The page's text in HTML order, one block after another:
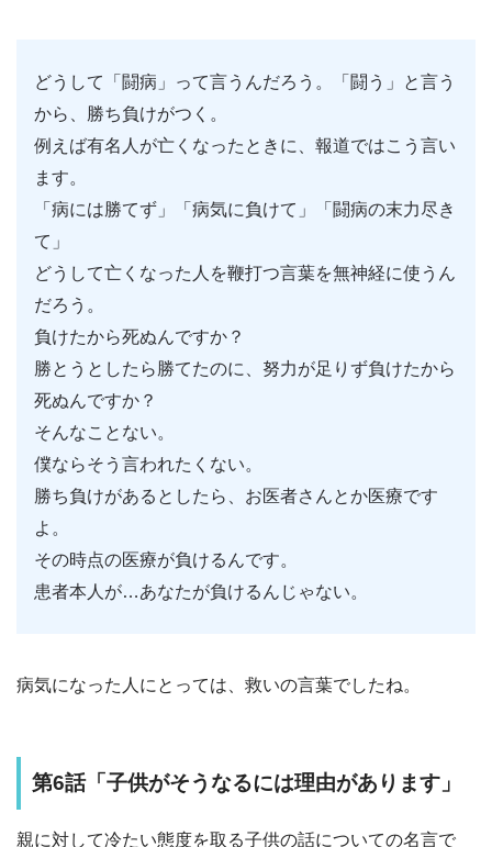
どうして「闘病」って言うんだろう。「闘う」と言う
から、勝ち負けがつく。
例えば有名人が亡くなったときに、報道ではこう言い
ます。
「病には勝てず」「病気に負けて」「闘病の末力尽き
て」
どうして亡くなった人を鞭打つ言葉を無神経に使うん
だろう。
負けたから死ぬんですか？
勝とうとしたら勝てたのに、努力が足りず負けたから
死ぬんですか？
そんなことない。
僕ならそう言われたくない。
勝ち負けがあるとしたら、お医者さんとか医療です
よ。
その時点の医療が負けるんです。
患者本人が…あなたが負けるんじゃない。
病気になった人にとっては、救いの言葉でしたね。
第6話「子供がそうなるには理由があります」
親に対して冷たい態度を取る子供の話についての名言で